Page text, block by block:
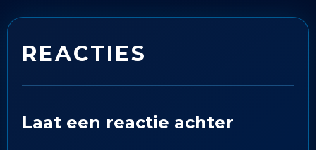
REACTIES
Laat een reactie achter